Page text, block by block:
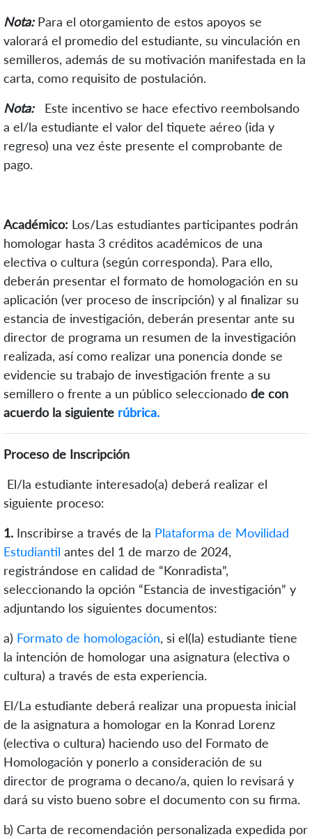
Nota: Para el otorgamiento de estos apoyos se
valorará el promedio del estudiante, su vinculación en
semilleros, además de su motivación manifestada en la
carta, como requisito de postulación.
Nota: Este incentivo se hace efectivo reembolsando
a el/la estudiante el valor del tiquete aéreo (ida y
regreso) una vez éste presente el comprobante de
pago.
Académico: Los/Las estudiantes participantes podrán
homologar hasta 3 créditos académicos de una
electiva o cultura (según corresponda). Para ello,
deberán presentar el formato de homologación en su
aplicación (ver proceso de inscripción) y al finalizar su
estancia de investigación, deberán presentar ante su
director de programa un resumen de la investigación
realizada, así como realizar una ponencia donde se
evidencie su trabajo de investigación frente a su
semillero o frente a un público seleccionado de con
acuerdo la siguiente rúbrica.
Proceso de Inscripción
El/la estudiante interesado(a) deberá realizar el
siguiente proceso:
1. Inscribirse a través de la Plataforma de Movilidad
Estudiantil antes del 1 de marzo de 2024,
registrándose en calidad de “Konradista”,
seleccionando la opción “Estancia de investigación” y
adjuntando los siguientes documentos:
a) Formato de homologación, si el(la) estudiante tiene
la intención de homologar una asignatura (electiva o
cultura) a través de esta experiencia.
El/La estudiante deberá realizar una propuesta inicial
de la asignatura a homologar en la Konrad Lorenz
(electiva o cultura) haciendo uso del Formato de
Homologación y ponerlo a consideración de su
director de programa o decano/a, quien lo revisará y
dará su visto bueno sobre el documento con su firma.
b) Carta de recomendación personalizada expedida por